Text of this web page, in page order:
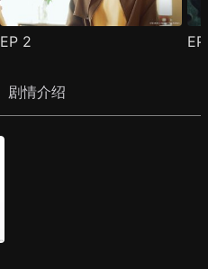
EP 2
剧情介绍